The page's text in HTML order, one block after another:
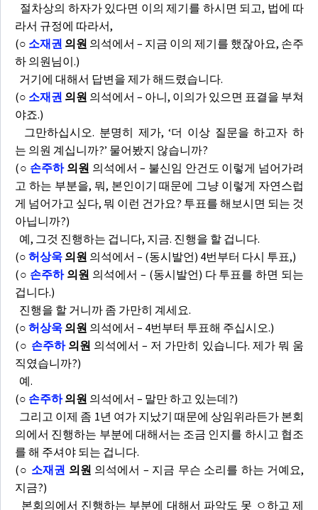
절차상의 하자가 있다면 이의 제기를 하시면 되고, 법에 따
라서 규정에 따라서,
(○ 소재권 의원 의석에서 – 지금 이의 제기를 했잖아요, 손주
하 의원님이.)
거기에 대해서 답변을 제가 해드렸습니다.
(○ 소재권 의원 의석에서 – 아니, 이의가 있으면 표결을 부쳐
야죠.)
그만하십시오. 분명히 제가, ‘더 이상 질문을 하고자 하
는 의원 계십니까?’ 물어봤지 않습니까?
(○ 손주하의원 의석에서 – 불신임 안건도 이렇게 넘어가려
고 하는 부분을, 뭐, 본인이기 때문에 그냥 이렇게 자연스럽
게 넘어가고 싶다, 뭐 이런 건가요? 투표를 해보시면 되는 것
아닙니까?)
예, 그것 진행하는 겁니다, 지금. 진행을 할 겁니다.
(○ 허상욱 의원 의석에서 – (동시발언) 4번부터 다시 투표,)
(○ 손주하의원 의석에서 – (동시발언) 다 투표를 하면 되는
겁니다.)
진행을 할 거니까 좀 가만히 계세요.
(○ 허상욱 의원 의석에서 – 4번부터 투표해 주십시오.)
(○ 손주하의원 의석에서 – 저 가만히 있습니다. 제가 뭐 움
직였습니까?)
예.
(○ 손주하의원 의석에서 – 말만 하고 있는데?)
그리고 이제 좀 1년 여가 지났기 때문에 상임위라든가 본회
의에서 진행하는 부분에 대해서는 조금 인지를 하시고 협조
를 해 주셔야 되는 겁니다.
(○ 소재권 의원 의석에서 – 지금 무슨 소리를 하는 거예요,
지금?)
본회의에서 진행하는 부분에 대해서 파악도 못 ㅇ하고 제